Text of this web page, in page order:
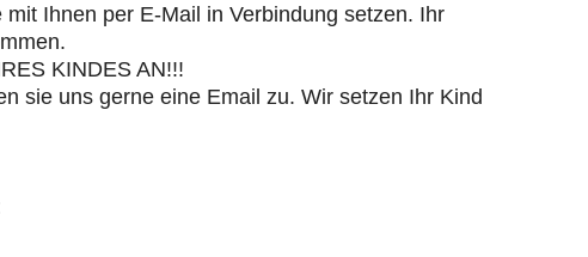
Ihnen per E-Mail in Verbindung setzen. Ihr
KINDES AN!!!
sie uns gerne eine Email zu. Wir setzen Ihr Kind